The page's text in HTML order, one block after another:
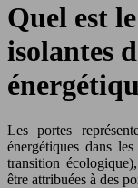
Quel est
isolantes
Les portes
énergétiques dans
transition
être attribuées à des